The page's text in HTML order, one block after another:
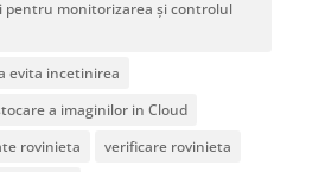
pentru monitorizarea și controlul
evita incetinirea
a imaginilor in Cloud
rovinieta
verificare rovinieta